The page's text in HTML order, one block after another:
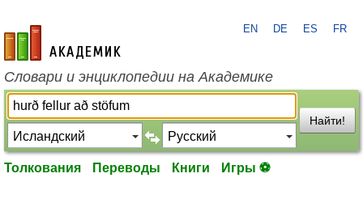
academic.ru
EN DE ES FR
Словари и энциклопедии на Академике
Найти!
Толкования Переводы Книги Игры ⚽